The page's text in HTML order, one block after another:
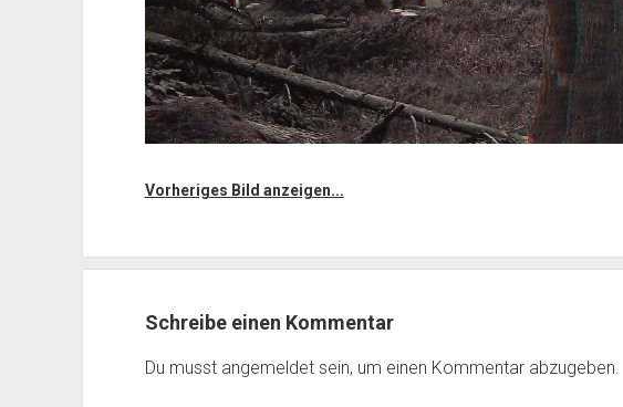
Vorheriges Bild anzeigen...
Schreibe einen Kommentar
Du musst angemeldetsein, um einen Kommentar abzugeben.